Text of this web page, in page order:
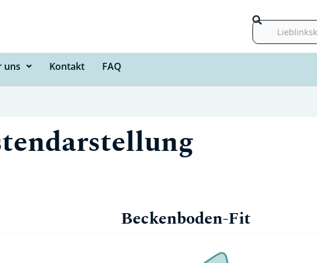
Suche
uns Kontakt FAQ
Beckenboden-Fit